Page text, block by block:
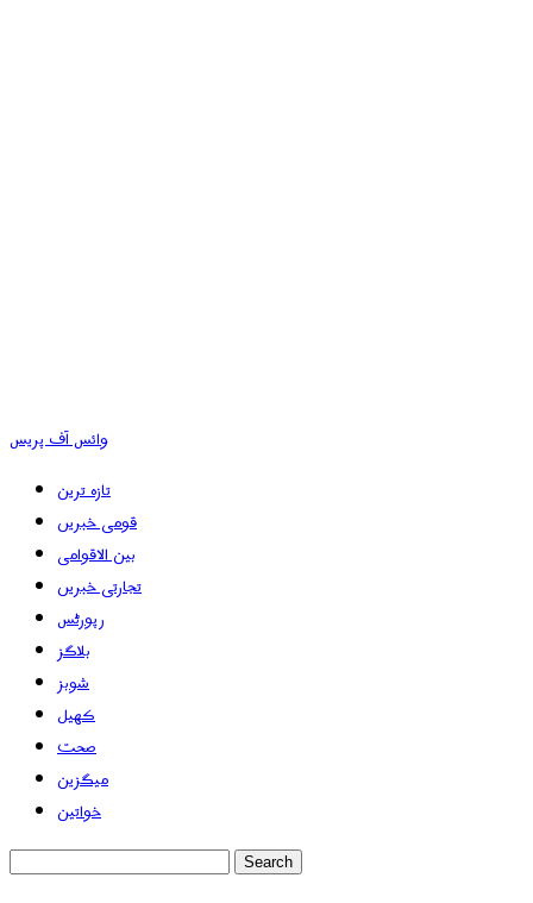
وائس آف پریس
تازہ ترین
قومی خبریں
بین الاقوامی
تجارتی خبریں
رپورٹس
بلاگز
شوبز
کھیل
صحت
میگزین
خواتین